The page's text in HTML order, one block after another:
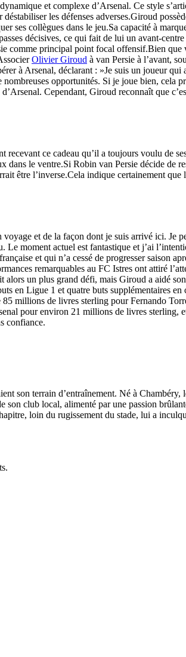
et complexe d’Arsenal. Ce style
les défenses adverses.Giroud
collègues dans le jeu.Sa capacité à
décisives, ce qui fait de lui un avant-
comme principal point focal offensif.Bien que
Olivier Giroud à van Persie à l’avant,
à Arsenal, déclarant : »Je suis un joueur
opportunités. Si je joue bien, cela
Cependant, Giroud reconnaît que
ce cadeau qu’il a toujours voulu de
le ventre.Si Robin van Persie décide de
être l’inverse.Cela indique certainement que
et de la façon dont je suis arrivé ici. Je
moment actuel est fantastique et j’ai
et qui n’a cessé de progresser saison
remarquables au FC Istres ont attiré
un plus grand défi, mais Giroud a aidé
en Ligue 1 et quatre buts supplémentaires
millions de livres sterling pour Fernando
pour environ 21 millions de livres sterling,
confiance.
son terrain d’entraînement. Né à
club local, alimenté par une passion
loin du rugissement du stade, lui a